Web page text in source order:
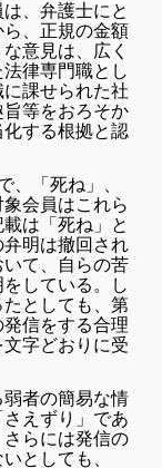
、弁護士にと
、正規の金額
意見は、広く
律専門職とし
課せられた社
等をおろそか
する根拠と認
、「死ね」、
会員はこれら
は「死ね」と
明は撤回され
て、自らの苦
している。し
としても、第
信をする合理
字どおりに受
者の簡易な情
えずり」であ
らには発信の
としても、